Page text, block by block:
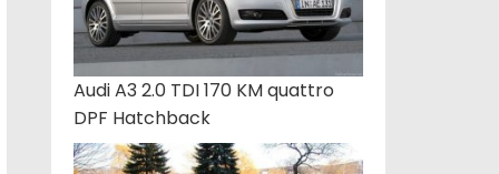
Audi A3 2.0 TDI 170 KM quattro
DPF Hatchback